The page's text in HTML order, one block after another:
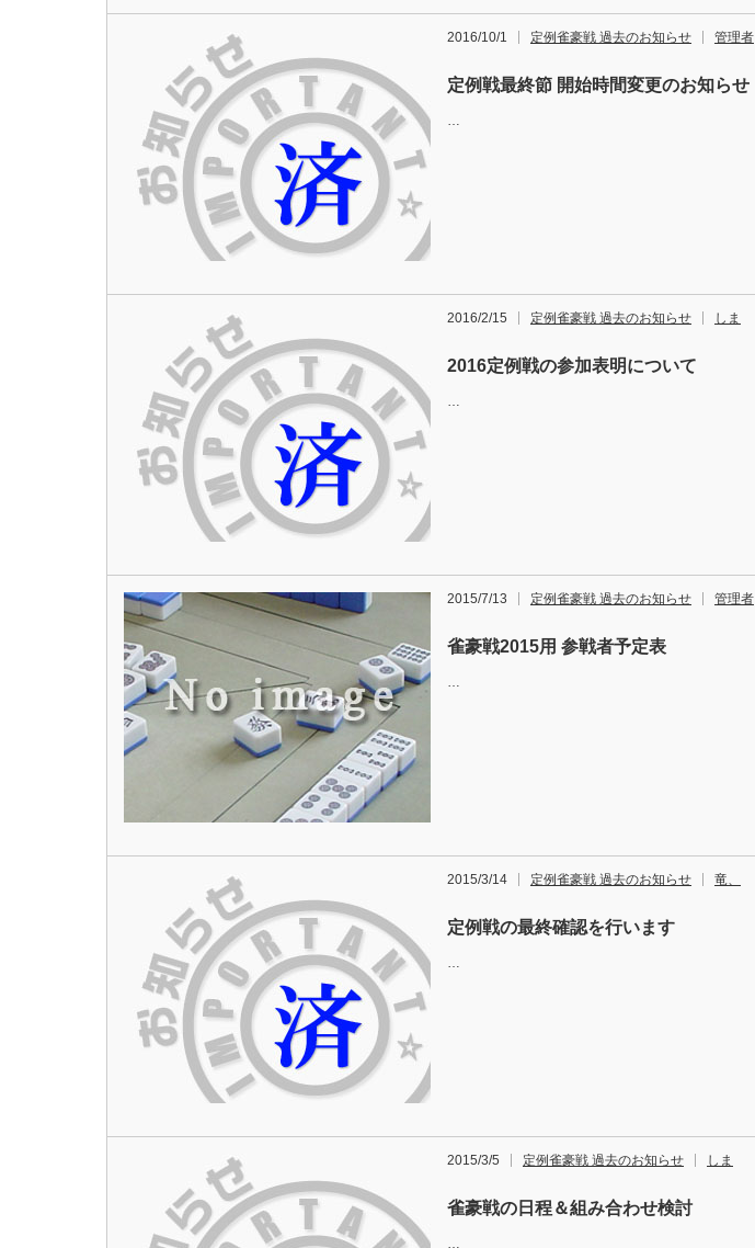
2016/10/1 定例雀豪戦 過去のお知らせ 管理者
定例戦最終節 開始時間変更のお知らせ
…
2016/2/15 定例雀豪戦 過去のお知らせ しま
2016定例戦の参加表明について
…
2015/7/13 定例雀豪戦 過去のお知らせ 管理者
雀豪戦2015用 参戦者予定表
…
2015/3/14 定例雀豪戦 過去のお知らせ 竜、
定例戦の最終確認を行います
…
2015/3/5 定例雀豪戦 過去のお知らせ しま
雀豪戦の日程＆組み合わせ検討
…